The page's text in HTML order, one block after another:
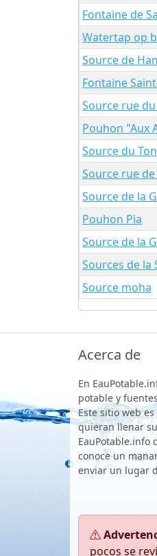
Fontaine de
Watertap op
Source de
Fontaine
Source rue
Pouhon "Aux
Source du
Source rue
Source de la
Pouhon Pia
Source de la
Sources de la
Source moha
Acerca de
En
potable y
Este sitio web
quieran llenar
EauPotable.info
conoce un
enviar un lugar
pocos se